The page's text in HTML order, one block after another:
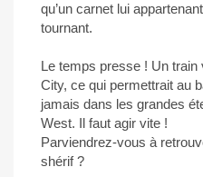
qu’un carnet lui
tournant.
Le temps presse ! Un train
City, ce qui permettrait au
jamais dans les grandes
West. Il faut agir vite !
Parviendrez-vous à
shérif ?